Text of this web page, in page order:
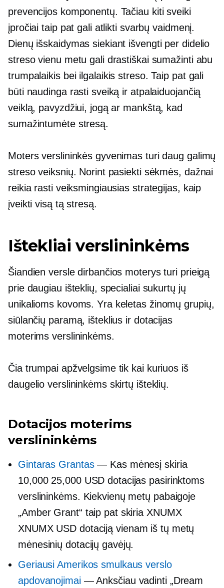
prevencijos komponentų. Tačiau kiti sveiki
įpročiai taip pat gali atlikti svarbų vaidmenį.
Dienų išskaidymas siekiant išvengti per didelio
streso vienu metu gali drastiškai sumažinti abu
trumpalaikisbei ilgalaikis streso. Taip pat gali
būti naudinga rasti sveiką ir atpalaiduojančią
veiklą, pavyzdžiui, jogą ar mankštą, kad
sumažintumėte stresą.
Moters verslininkės gyvenimas turi daug galimų
streso veiksnių. Norint pasiekti sėkmės, dažnai
reikia rasti veiksmingiausias strategijas, kaip
įveikti visą tą stresą.
Ištekliai verslininkėms
Šiandien versle dirbančios moterys turi prieigą
prie daugiau išteklių, specialiai sukurtų jų
unikalioms kovoms. Yra keletas žinomų grupių,
siūlančių paramą, išteklius ir dotacijas
moterims verslininkėms.
Čia trumpai apžvelgsime tik kai kuriuos iš
daugelio verslininkėms skirtų išteklių.
Dotacijos moterims
verslininkėms
Gintaras Grantas— Kas mėnesį skiria
10,000 25,000 USD dotacijas pasirinktoms
verslininkėms. Kiekvienų metų pabaigoje
„Amber Grant“ taip pat skiria XNUMX
XNUMX USD dotaciją vienam iš tų metų
mėnesinių dotacijų gavėjų.
Geriausi Amerikos smulkaus verslo
apdovanojimai— Anksčiau vadinti „Dream